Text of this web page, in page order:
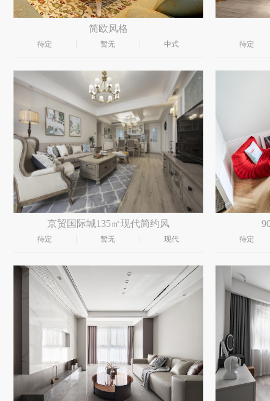
简欧风格
待定 暂无 中式 待定
京贸国际城135㎡现代简约风
待定 暂无 现代 待定